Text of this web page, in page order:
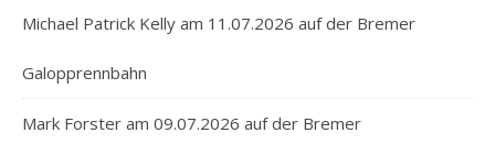
Michael Patrick Kelly am 11.07.2026 auf der Bremer
Galopprennbahn
Mark Forster am 09.07.2026 auf der Bremer